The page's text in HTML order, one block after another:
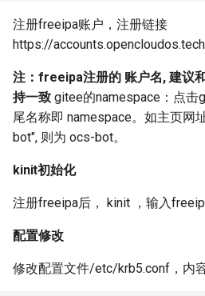
注册freeipa账户，注册链接
https://
注：freeipa注册的 账户名, 建议
持一致 gitee的namespace：点击
尾名称即 namespace。如主页网
bot", 则为 ocs-bot。
kinit初始化
注册freeipa后， kinit ，输入
配置修改
修改配置文件/etc/krb5.conf，内